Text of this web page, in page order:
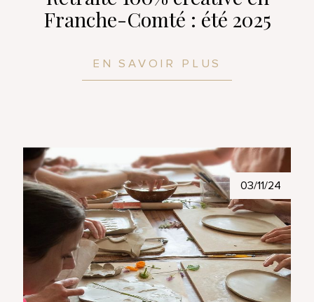
Franche-Comté : été 2025
EN SAVOIR PLUS
03/11/24